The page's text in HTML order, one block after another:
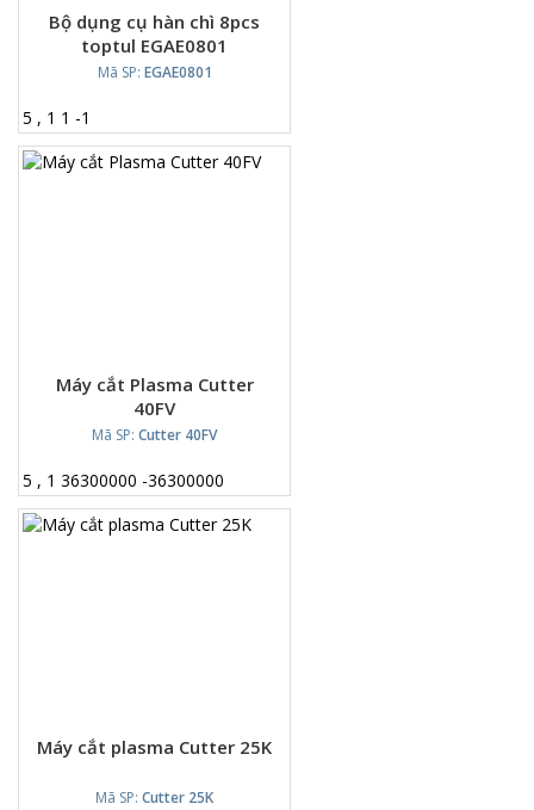
Bộ dụng cụ hàn chì 8pcs
toptul EGAE0801
Mã SP: EGAE0801
5 , 1 1 -1
Máy cắt Plasma Cutter
40FV
Mã SP: Cutter 40FV
5 , 1 36300000 -36300000
Máy cắt plasma Cutter 25K
Mã SP: Cutter 25K